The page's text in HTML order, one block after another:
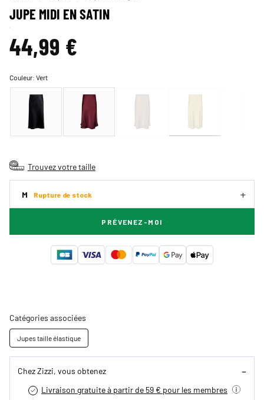
JUPE MIDI EN SATIN
44,99 €
Couleur:Vert
Trouvez votre taille
M Rupture de stock
PRÉVENEZ-MOI
Catégories associées
Jupes taille élastique
Chez Zizzi, vous obtenez
Livraison gratuite à partir de 59 € pour les membres